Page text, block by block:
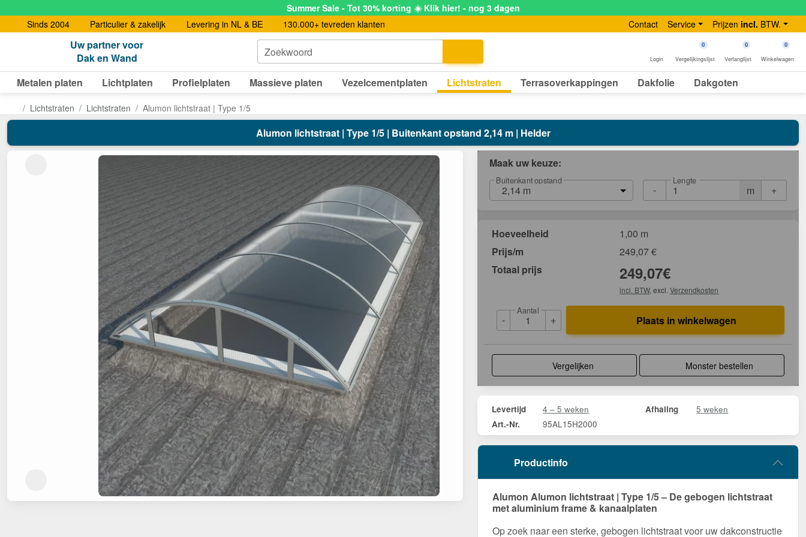
Summer Sale - Tot 30% korting ☀️ Klik hier! - nog 3 dagen
Sinds 2004
Particulier & zakelijk Levering in NL & BE 130.000+ tevreden klanten Contact Service Prijzen incl. BTW.
Uw partner voor
Dak en Wand
Zoekwoord
Login
0
Vergelijkingslijst
0
Verlanglijst
0
Winkelwagen
Metalen platen Lichtplaten Profielplaten Massieve platen Vezelcementplaten Lichtstraten Terrasoverkappingen Dakfolie Dakgoten
Lichtstraten Lichtstraten Alumon lichtstraat | Type 1/5
Alumon lichtstraat | Type 1/5 | Buitenkant opstand 2,14 m | Helder
Maak uw keuze:
Buitenkant opstand
2,14 m - m
Lengte
+
Hoeveelheid
1,00 m
Prijs/m
249,07€
Totaal prijs
249,07€
incl. BTW, excl.Verzendkosten
-
Aantal
+ Plaats in winkelwagen
Vergelijken Monster bestellen
Levertijd 4 – 5 weken Afhaling 5 weken
Art.-Nr. 95AL15H2000
Productinfo
Alumon Alumon lichtstraat | Type 1/5 – De gebogen lichtstraat
met aluminium frame & kanaalplaten
Op zoek naar een sterke, gebogen lichtstraat voor uw dakconstructie